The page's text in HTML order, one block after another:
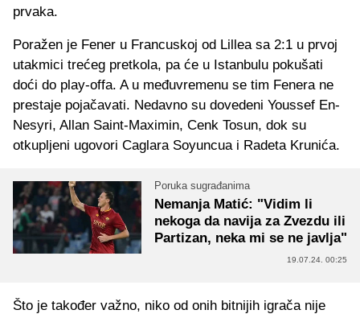
prvaka.
Poražen je Fener u Francuskoj od Lillea sa 2:1 u prvoj
utakmici trećeg pretkola, pa će u Istanbulu pokušati
doći do play-offa. A u međuvremenu se tim Fenera ne
prestaje pojačavati. Nedavno su dovedeni Youssef En-
Nesyri, Allan Saint-Maximin, Cenk Tosun, dok su
otkupljeni ugovori Caglara Soyuncua i Radeta Krunića.
Poruka sugrađanima
Nemanja Matić: "Vidim li
nekoga da navija za Zvezdu ili
Partizan, neka mi se ne javlja"
19.07.24. 00:25
Što je također važno, niko od onih bitnijih igrača nije